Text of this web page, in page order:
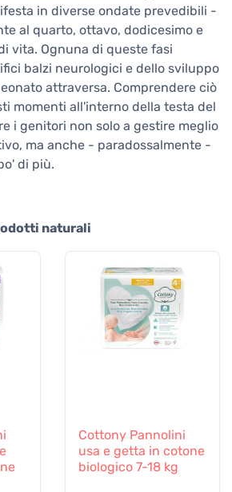
in diverse ondate prevedibili -
al quarto, ottavo, dodicesimo e
vita. Ognuna di queste fasi
balzi neurologici e dello sviluppo
attraversa. Comprendere ciò
momenti all'interno della testa del
i genitori non solo a gestire meglio
ma anche - paradossalmente -
di più.
naturali
Cottony Pannolini
usa e getta in cotone
biologico 7-18 kg